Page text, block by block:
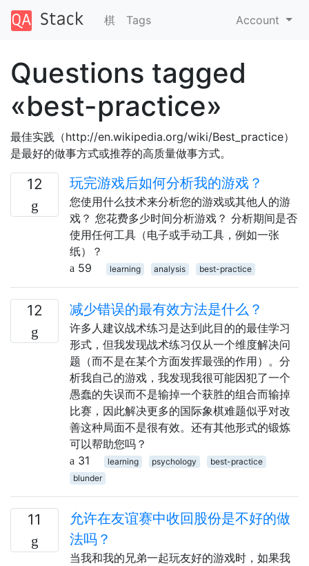
棋 Tags Account
Questions tagged
«best-practice»
最佳实践（http://en.wikipedia.org/wiki/Best_practice）
是最好的做事方式或推荐的高质量做事方式。
12 玩完游戏后如何分析我的游戏？
您使用什么技术来分析您的游戏或其他人的游
戏？ 您花费多少时间分析游戏？ 分析期间是否
使用任何工具（电子或手动工具，例如一张
纸）？
59
learning analysis best-practice
12 减少错误的最有效方法是什么？
许多人建议战术练习是达到此目的的最佳学习
形式，但我发现战术练习仅从一个维度解决问
题（而不是在某个方面发挥最强的作用）。分
析我自己的游戏，我发现我很可能因犯了一个
愚蠢的失误而不是输掉一个获胜的组合而输掉
比赛，因此解决更多的国际象棋难题似乎对改
善这种局面不是很有效。还有其他形式的锻炼
可以帮助您吗？
31
learning psychology
best-practice
blunder
11
允许在友谊赛中收回股份是不好的做
法吗？
当我和我的兄弟一起玩友好的游戏时，如果我